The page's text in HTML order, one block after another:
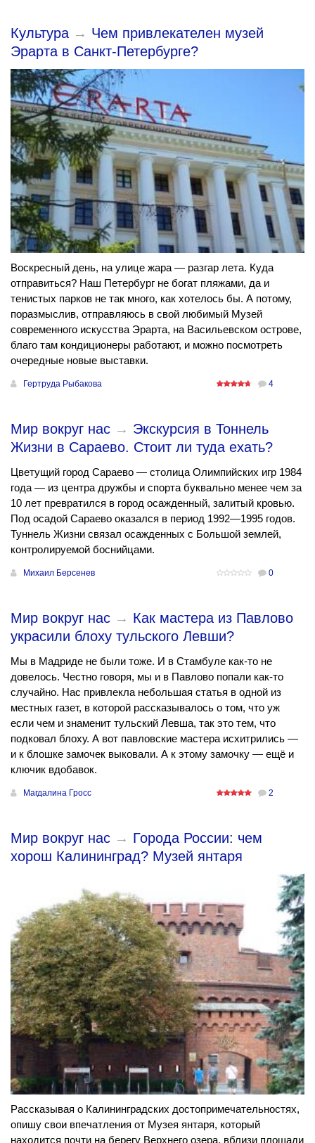
Культура → Чем привлекателен музей
Эрарта в Санкт-Петербурге?
Воскресный день, на улице жара — разгар лета. Куда
отправиться? Наш Петербург не богат пляжами, да и
тенистых парков не так много, как хотелось бы. А потому,
поразмыслив, отправляюсь в свой любимый Музей
современного искусства Эрарта, на Васильевском острове,
благо там кондиционеры работают, и можно посмотреть
очередные новые выставки.
Гертруда Рыбакова 4
Мир вокруг нас → Экскурсия в Тоннель
Жизни в Сараево. Стоит ли туда ехать?
Цветущий город Сараево — столица Олимпийских игр 1984
года — из центра дружбы и спорта буквально менее чем за
10 лет превратился в город осажденный, залитый кровью.
Под осадой Сараево оказался в период 1992—1995 годов.
Туннель Жизни связал осажденных с Большой землей,
контролируемой боснийцами.
Михаил Берсенев 0
Мир вокруг нас → Как мастера из Павлово
украсили блоху тульского Левши?
Мы в Мадриде не были тоже. И в Стамбуле как-то не
довелось. Честно говоря, мы и в Павлово попали как-то
случайно. Нас привлекла небольшая статья в одной из
местных газет, в которой рассказывалось о том, что уж
если чем и знаменит тульский Левша, так это тем, что
подковал блоху. А вот павловские мастера исхитрились —
и к блошке замочек выковали. А к этому замочку — ещё и
ключик вдобавок.
Магдалина Гросс 2
Мир вокруг нас → Города России: чем
хорош Калининград? Музей янтаря
Рассказывая о Калининградских достопримечательностях,
опишу свои впечатления от Музея янтаря, который
находится почти на берегу Верхнего озера, вблизи площади